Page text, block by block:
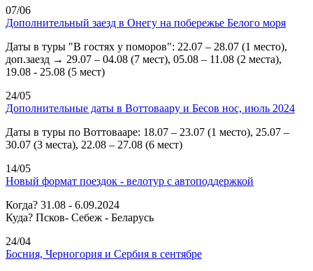
07/06
Дополнительный заезд в Онегу на побережье Белого моря
Даты в туры "В гостях у поморов": 22.07 – 28.07 (1 место),
доп.заезд → 29.07 – 04.08 (7 мест), 05.08 – 11.08 (2 места),
19.08 - 25.08 (5 мест)
24/05
Дополнительные даты в Воттоваару и Бесов нос, июль 2024
Даты в туры по Воттовааре: 18.07 – 23.07 (1 место), 25.07 –
30.07 (3 места), 22.08 – 27.08 (6 мест)
14/05
Новый формат поездок - велотур с автоподдержкой
Когда? 31.08 - 6.09.2024
Куда? Псков- Себеж - Беларусь
24/04
Босния, Черногория и Сербия в сентябре